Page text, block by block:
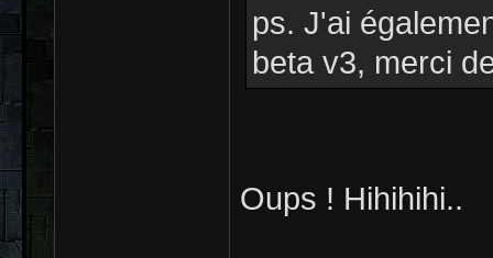
ps. J'ai
beta v3, merci
Oups ! Hihihihi..